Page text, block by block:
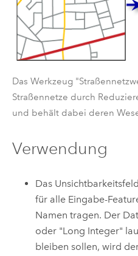
Das Werkzeug
Straßennetze durch
und behält dabei deren
Verwendung
Das
für alle Eingabe-
Namen tragen. Der
oder "Long Integer"
bleiben sollen, wird